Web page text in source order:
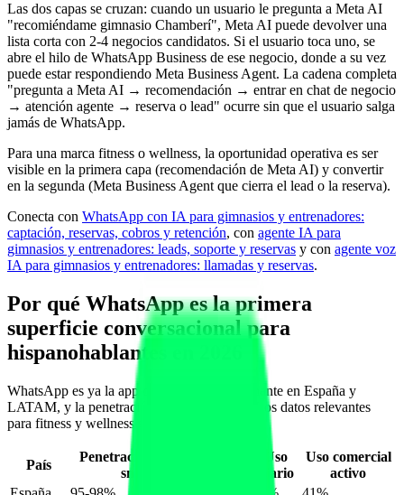
Las dos capas se cruzan: cuando un usuario le pregunta a Meta AI
"recomiéndame gimnasio Chamberí", Meta AI puede devolver una
lista corta con 2-4 negocios candidatos. Si el usuario toca uno, se
abre el hilo de WhatsApp Business de ese negocio, donde a su vez
puede estar respondiendo Meta Business Agent. La cadena completa
"pregunta a Meta AI → recomendación → entrar en chat de negocio
→ atención agente → reserva o lead" ocurre sin que el usuario salga
jamás de WhatsApp.
Para una marca fitness o wellness, la oportunidad operativa es ser
visible en la primera capa (recomendación de Meta AI) y convertir
en la segunda (Meta Business Agent que cierra el lead o la reserva).
Conecta con WhatsApp con IA para gimnasios y entrenadores:
captación, reservas, cobros y retención, con agente IA para
gimnasios y entrenadores: leads, soporte y reservas y con agente voz
IA para gimnasios y entrenadores: llamadas y reservas.
Por qué WhatsApp es la primera
superficie conversacional para
hispanohablantes en 2026
WhatsApp es ya la app de mensajería dominante en España y
LATAM, y la penetración no para de subir. Los datos relevantes
para fitness y wellness en junio de 2026:
País
Penetración WhatsApp en
smartphones
Uso
diario
Uso comercial
activo